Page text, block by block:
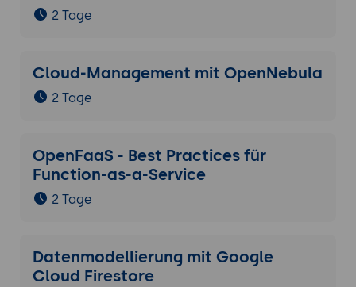
2 Tage
Cloud-Management mit OpenNebula
2 Tage
OpenFaaS - Best Practices für
Function-as-a-Service
2 Tage
Datenmodellierung mit Google
Cloud Firestore